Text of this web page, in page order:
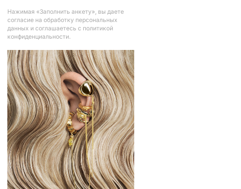
Нажимая «Заполнить анкету», вы даете
согласие на обработку персональных
данных и соглашаетесь с политикой
конфиденциальности.